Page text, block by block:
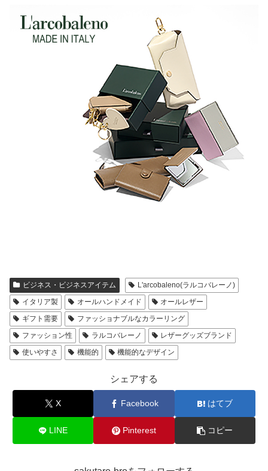
ビジネス・ビジネスアイテム
L'arcobaleno(ラルコバレーノ)
イタリア製
オールハンドメイド
オールレザー
ギフト需要
ファッショナブルなカラーリング
ファッション性
ラルコバレーノ
レザーグッズブランド
使いやすさ
機能的 機能的なデザイン
シェアする
X Facebook はてブ
LINE Pinterest コピー